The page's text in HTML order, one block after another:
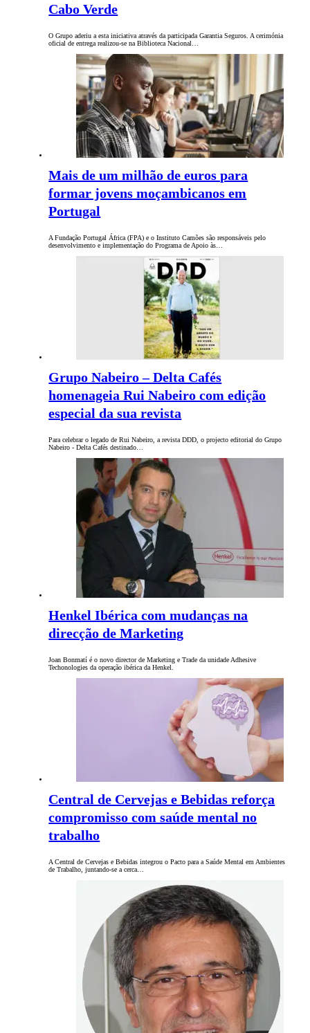
Cabo Verde
O Grupo aderiu a esta iniciativa através da participada Garantia Seguros. A cerimónia
oficial de entrega realizou-se na Biblioteca Nacional…
Mais de um milhão de euros para
formar jovens moçambicanos em
Portugal
A Fundação Portugal África (FPA) e o Instituto Camões são responsáveis pelo
desenvolvimento e implementação do Programa de Apoio às…
Grupo Nabeiro – Delta Cafés
homenageia Rui Nabeiro com edição
especial da sua revista
Para celebrar o legado de Rui Nabeiro, a revista DDD, o projecto editorial do Grupo
Nabeiro - Delta Cafés destinado…
Henkel Ibérica com mudanças na
direcção de Marketing
Joan Bonmatí é o novo director de Marketing e Trade da unidade Adhesive
Techonologies da operação ibérica da Henkel.
Central de Cervejas e Bebidas reforça
compromisso com saúde mental no
trabalho
A Central de Cervejas e Bebidas integrou o Pacto para a Saúde Mental em Ambientes
de Trabalho, juntando-se a cerca…